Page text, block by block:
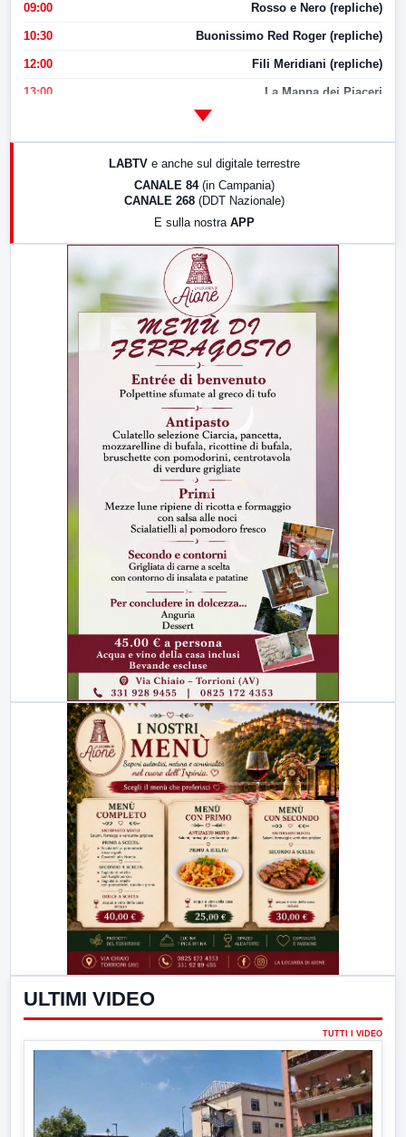
09:00 Rosso e Nero (repliche)
10:30 Buonissimo Red Roger (repliche)
12:00 Fili Meridiani (repliche)
13:00 La Mappa dei Piaceri
LABTV e anche sul digitale terrestre
CANALE 84 (in Campania)
CANALE 268 (DDT Nazionale)
E sulla nostra APP
ULTIMI VIDEO
TUTTI I VIDEO